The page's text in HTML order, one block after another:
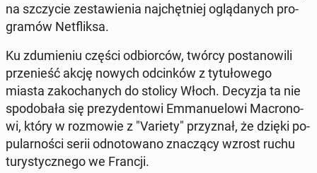
na szczy­cie ze­sta­wie­nia naj­chęt­niej oglą­da­nych pro­
gra­mów Net­flik­sa.
Ku zdu­mie­niu części od­bior­ców, twórcy po­sta­no­wi­li
prze­nieść akcję nowych od­cin­ków z ty­tu­ło­we­go
miasta za­ko­cha­nych do stolicy Włoch. Decyzja ta nie
spodo­ba­ła się pre­zy­den­to­wi Em­ma­nu­elo­wi Ma­cro­no­
wi, który w roz­mo­wie z "Variety" przy­znał, że dzięki po­
pu­lar­no­ści serii od­no­to­wa­no zna­czą­cy wzrost ruchu
tu­ry­stycz­ne­go we Francji.